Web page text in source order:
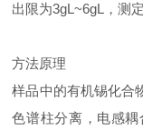
出限为3gL~6gL，测
方法原理
样品中的有机锡化合
色谱柱分离，电感